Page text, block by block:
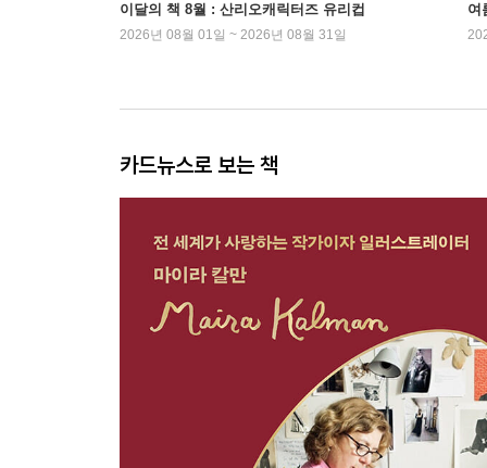
이달의 책 8월 : 산리오캐릭터즈 유리컵
2026년 08월 01일 ~ 2026년 08월 31일
여
카드뉴스로 보는 책